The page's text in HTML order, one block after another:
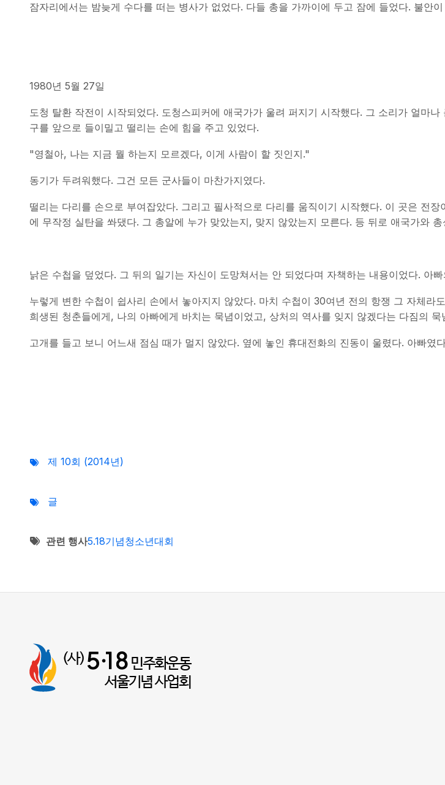
잠자리에서는 밤늦게 수다를 떠는 병사가 없었다. 다들 총을 가까이에 두고 잠에 들었다. 불안
1980년 5월 27일
도청 탈환 작전이 시작되었다. 도청스피커에 애국가가 울려 퍼지기 시작했다. 그 소리가 얼마
구를 앞으로 들이밀고 떨리는 손에 힘을 주고 있었다.
"영철아, 나는 지금 뭘 하는지 모르겠다, 이게 사람이 할 짓인지."
동기가 두려워했다. 그건 모든 군사들이 마찬가지였다.
떨리는 다리를 손으로 부여잡았다. 그리고 필사적으로 다리를 움직이기 시작했다. 이 곳은 전
에 무작정 실탄을 쏴댔다. 그 총알에 누가 맞았는지, 맞지 않았는지 모른다. 등 뒤로 애국가와
낡은 수첩을 덮었다. 그 뒤의 일기는 자신이 도망쳐서는 안 되었다며 자책하는 내용이었다. 아
누렇게 변한 수첩이 쉽사리 손에서 놓아지지 않았다. 마치 수첩이 30여년 전의 항쟁 그 자체
희생된 청춘들에게, 나의 아빠에게 바치는 묵념이었고, 상처의 역사를 잊지 않겠다는 다짐의 묵
고개를 들고 보니 어느새 점심 때가 멀지 않았다. 옆에 놓인 휴대전화의 진동이 울렸다. 아빠였
제 10회 (2014년)
글
관련 행사5.18기념청소년대회